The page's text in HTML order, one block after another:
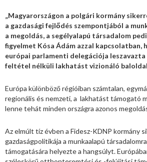
„Magyarországon a polgári kormány
a gazdasági fejlődés szempontjából a
a megoldás, a segélyalapú társadalom
figyelmet Kósa Ádám azzal kapcsolatban,
európai parlamenti delegációja
feltétel nélküli lakhatást vizionáló
Európa különböző régióiban számtalan,
regionális és nemzeti, a lakhatást támogató
lenne tehát minden országra azonos
Az elmúlt tíz évben a Fidesz-KDNP kormány
gazdaságpolitikája a munkaalapú
támogatására helyezte a hangsúlyt.